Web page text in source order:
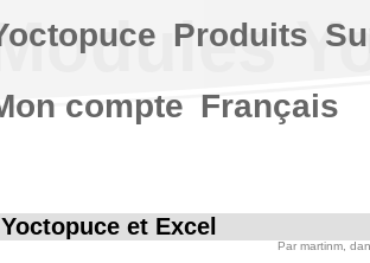
et Excel
Par martinm ,
Produits
compte Français